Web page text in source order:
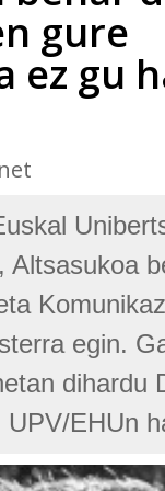
gure
ez gu
Altsasukoa
egin.
dihardu
EHUn